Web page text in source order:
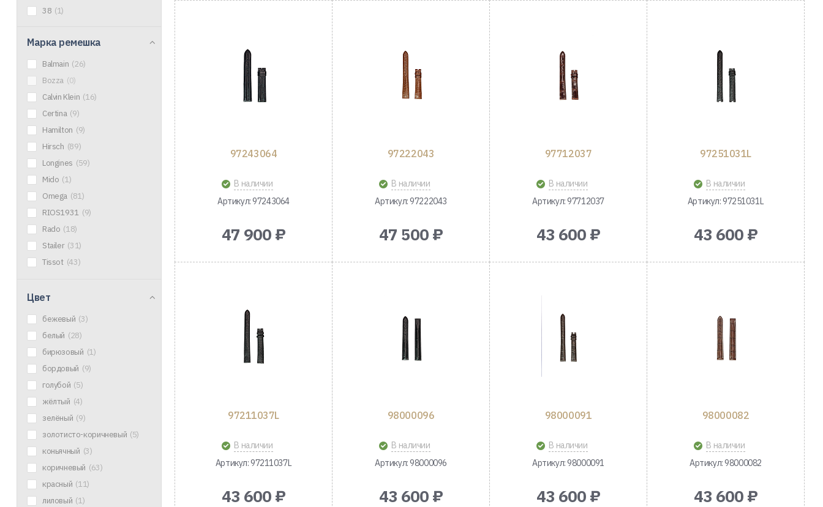
38 (1)
Марка ремешка
Balmain (26)
Bozza (0)
Calvin Klein (16)
Certina (9)
Hamilton (9)
Hirsch (89)
Longines (59)
Mido (1)
Omega (81)
RIOS1931 (9)
Rado (18)
Stailer (31)
Tissot (43)
Цвет
бежевый (3)
белый (28)
бирюзовый (1)
бордовый (9)
голубой (5)
жёлтый (4)
зелёный (9)
золотисто-коричневый (5)
коньячный (3)
коричневый (63)
красный (11)
лиловый (1)
97243064
В наличии
Артикул: 97243064
47 900 ₽
97222043
В наличии
Артикул: 97222043
47 500 ₽
97712037
В наличии
Артикул: 97712037
43 600 ₽
97251031L
В наличии
Артикул: 97251031L
43 600 ₽
97211037L
В наличии
Артикул: 97211037L
43 600 ₽
98000096
В наличии
Артикул: 98000096
43 600 ₽
98000091
В наличии
Артикул: 98000091
43 600 ₽
98000082
В наличии
Артикул: 98000082
43 600 ₽